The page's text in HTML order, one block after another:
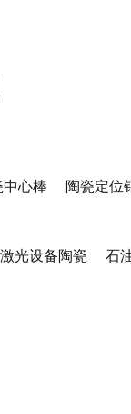
中心棒 陶瓷定位
激光设备陶瓷 石